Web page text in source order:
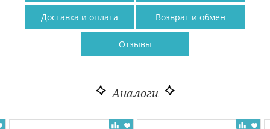
Доставка и оплата Возврат и обмен
Отзывы
Аналоги